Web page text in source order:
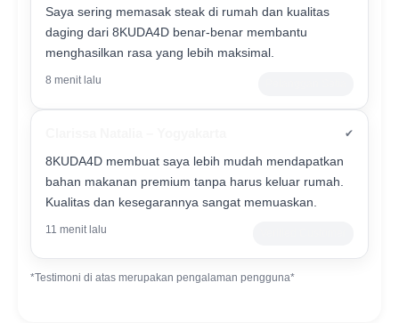
Saya sering memasak steak di rumah dan kualitas
daging dari 8KUDA4D benar-benar membantu
menghasilkan rasa yang lebih maksimal.
8 menit lalu
✔
8KUDA4D membuat saya lebih mudah mendapatkan
bahan makanan premium tanpa harus keluar rumah.
Kualitas dan kesegarannya sangat memuaskan.
11 menit lalu
*Testimoni di atas merupakan pengalaman pengguna*